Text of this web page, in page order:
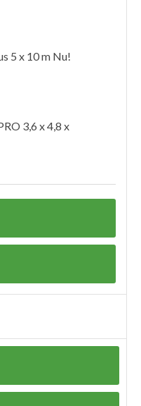
5 x 10 m Nu!
3,6 x 4,8 x